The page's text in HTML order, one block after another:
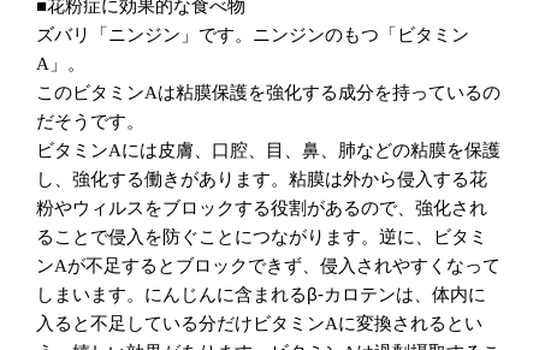
■花粉症に効果的な食べ物
ズバリ「ニンジン」です。ニンジンのもつ「ビタミン
A 」。
このビタミンAは粘膜保護を強化する成分を持っているの
だそうです。
ビタミンAには皮膚、口腔、目、鼻、肺などの粘膜を保護
し、強化する働きがあります。粘膜は外から侵入する花
粉やウィルスをブロックする役割があるので、強化され
ることで侵入を防ぐことにつながります。逆に、ビタミ
ンAが不足するとブロックできず、侵入されやすくなって
しまいます。 にんじんに含まれるβ‐カロテンは、体内に
入ると不足している分だけビタミンAに変換されるとい